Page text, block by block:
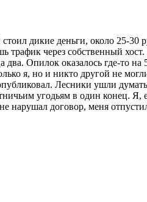
дикие деньги, около 25-30
трафик через собственный
два. Опилок оказалось где-то
я, но и никто другой не
Лесники ушли
угодьям в один конец. Я,
нарушал договор, меня